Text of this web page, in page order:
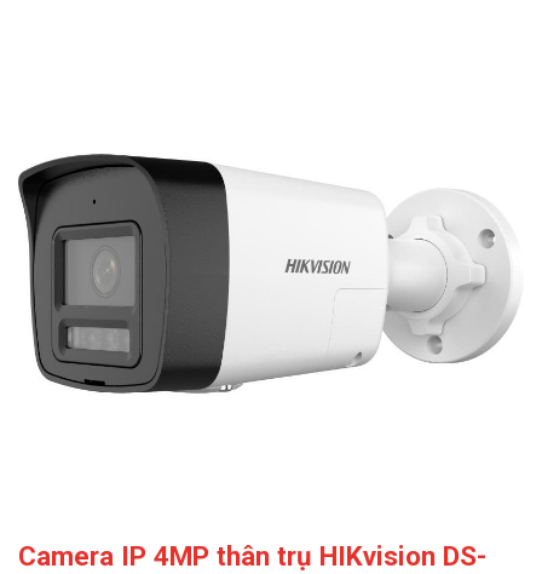
Camera IP 4MP thân trụ HIKvision DS-